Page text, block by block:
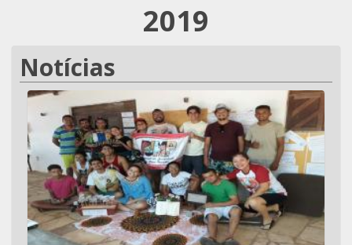
2019
Notícias